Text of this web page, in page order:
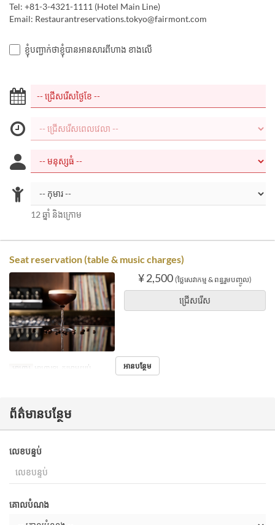
Tel: +81-3-4321-1111 (Hotel Main Line)
Email: Restaurantreservations.tokyo@fairmont.com
ខ្ញុំបញ្ជាក់ថាខ្ញុំបានអានសារពីហាង ខាងលើ
12 ឆ្នាំ និងក្រោម
Seat reservation (table & music charges)
¥ 2,500 (ថ្លៃសេវាកម្ម & ពន្ធរួមបញ្ចូល)
ជ្រើសរើស
អាហារ អាហារឡ, កម្រាមយប់ អានបន្ថែម
ព័ត៌មានបន្ថែម
លេខបន្ទប់
គោលបំណង